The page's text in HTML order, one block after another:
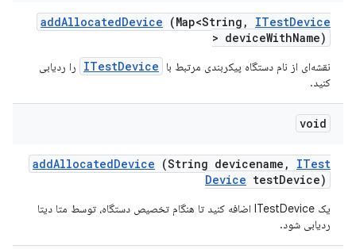
addAllocatedDevice (Map<String , ITestDevice
> deviceWithName)
نقشه‌ای از نام دستگاه پیکربندی مرتبط با ITestDevice
را ردیابی
کنید.
void
addAllocatedDevice (String devicename ,
ITest
Device testDevice)
یک ITestDevice اضافه کنید تا هنگام تخصیص دستگاه، توسط متا دیتا
ردیابی شود.